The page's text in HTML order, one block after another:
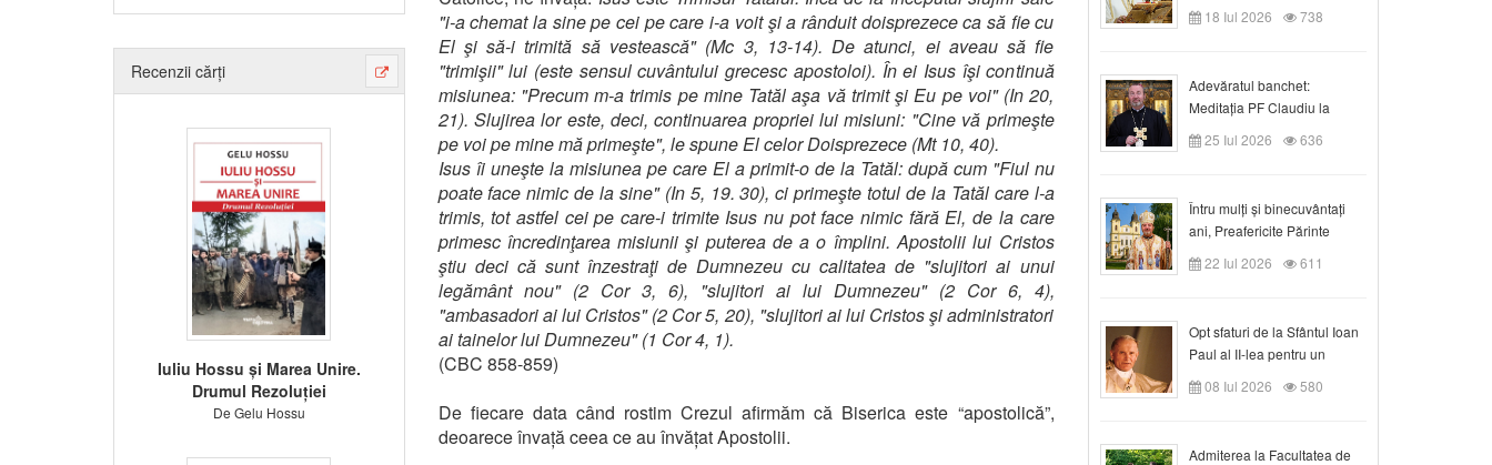
Recenzii cărți
Iuliu Hossu și Marea Unire.
Drumul Rezoluției
De Gelu Hossu
"i-a chemat la sine pe cei pe care i-a voit şi a rânduit doisprezece ca să fie cu
El şi să-i trimită să vestească" (Mc 3, 13-14). De atunci, ei aveau să fie
"trimişii" lui (este sensul cuvântului grecesc apostoloi). În ei Isus îşi continuă
misiunea: "Precum m-a trimis pe mine Tatăl aşa vă trimit şi Eu pe voi" (In 20,
21). Slujirea lor este, deci, continuarea propriei lui misiuni: "Cine vă primeşte
pe voi pe mine mă primeşte", le spune El celor Doisprezece (Mt 10, 40).
Isus îi uneşte la misiunea pe care El a primit-o de la Tatăl: după cum "Fiul nu
poate face nimic de la sine" (In 5, 19. 30), ci primeşte totul de la Tatăl care l-a
trimis, tot astfel cei pe care-i trimite Isus nu pot face nimic fără El, de la care
primesc încredinţarea misiunii şi puterea de a o împlini. Apostolii lui Cristos
ştiu deci că sunt înzestraţi de Dumnezeu cu calitatea de "slujitori ai unui
legământ nou" (2 Cor 3, 6), "slujitori ai lui Dumnezeu" (2 Cor 6, 4),
"ambasadori ai lui Cristos" (2 Cor 5, 20), "slujitori ai lui Cristos şi administratori
ai tainelor lui Dumnezeu" (1 Cor 4, 1).
(CBC 858-859)
De fiecare data când rostim Crezul afirmăm că Biserica este “apostolică”,
deoarece învață ceea ce au învățat Apostolii.
duminica a VII-a după Rusalii
18 Iul 2026 738
Adevăratul banchet:
Meditația PF Claudiu la
Duminica a VIII-a după
Rusalii
25 Iul 2026 636
Întru mulți și binecuvântați
ani, Preafericite Părinte
Claudiu!
22 Iul 2026 611
Opt sfaturi de la Sfântul Ioan
Paul al II-lea pentru un
creștin
08 Iul 2026 580
Admiterea la Facultatea de